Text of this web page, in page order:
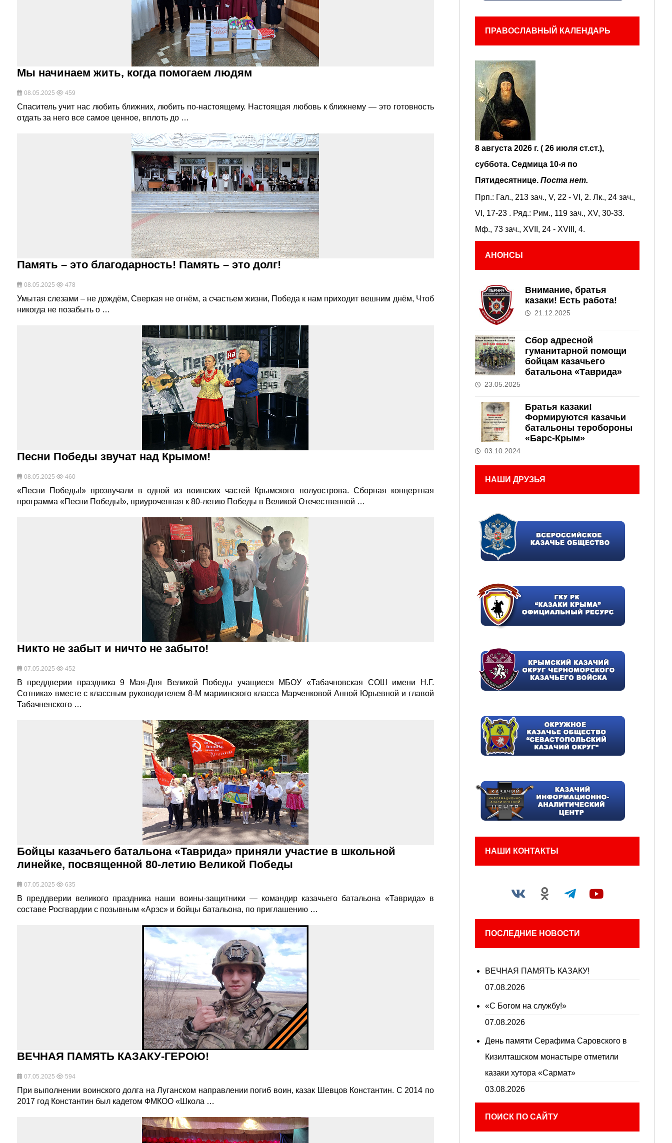
Мы начинаем жить, когда помогаем людям
08.05.2025 459
Спаситель учит нас любить ближних, любить по-настоящему. Настоящая любовь к ближнему — это готовность
отдать за него все самое ценное, вплоть до …
Память – это благодарность! Память – это долг!
08.05.2025 478
Умытая слезами – не дождём, Сверкая не огнём, а счастьем жизни, Победа к нам приходит вешним днём, Чтоб
никогда не позабыть о …
Песни Победы звучат над Крымом!
08.05.2025 460
«Песни Победы!» прозвучали в одной из воинских частей Крымского полуострова. Сборная концертная
программа «Песни Победы!», приуроченная к 80-летию Победы в Великой Отечественной …
Никто не забыт и ничто не забыто!
07.05.2025 452
В преддверии праздника 9 Мая-Дня Великой Победы учащиеся МБОУ «Табачновская СОШ имени Н.Г.
Сотника» вместе с классным руководителем 8-М мариинского класса Марченковой Анной Юрьевной и главой
Табачненского …
Бойцы казачьего батальона «Таврида» приняли участие в школьной
линейке, посвященной 80-летию Великой Победы
07.05.2025 635
В преддверии великого праздника наши воины-защитники — командир казачьего батальона «Таврида» в
составе Росгвардии с позывным «Арэс» и бойцы батальона, по приглашению …
ВЕЧНАЯ ПАМЯТЬ КАЗАКУ-ГЕРОЮ!
07.05.2025 594
При выполнении воинского долга на Луганском направлении погиб воин, казак Шевцов Константин. С 2014 по
2017 год Константин был кадетом ФМКОО «Школа …
ПРАВОСЛАВНЫЙ КАЛЕНДАРЬ
8 августа 2026 г. ( 26 июля ст.ст.),
суббота. Седмица 10-я по
Пятидесятнице. Поста нет.
Прп.: Гал., 213 зач., V, 22 - VI, 2. Лк., 24 зач.,
VI, 17-23 . Ряд.: Рим., 119 зач., XV, 30-33.
Мф., 73 зач., XVII, 24 - XVIII, 4.
АНОНСЫ
Внимание, братья
казаки! Есть работа!
21.12.2025
Сбор адресной
гуманитарной помощи
бойцам казачьего
батальона «Таврида»
23.05.2025
Братья казаки!
Формируются казачьи
батальоны теробороны
«Барс-Крым»
03.10.2024
НАШИ ДРУЗЬЯ
НАШИ КОНТАКТЫ
ПОСЛЕДНИЕ НОВОСТИ
ВЕЧНАЯ ПАМЯТЬ КАЗАКУ!
07.08.2026
«С Богом на службу!»
07.08.2026
День памяти Серафима Саровского в
Кизилташском монастыре отметили
казаки хутора «Сармат»
03.08.2026
ПОИСК ПО САЙТУ